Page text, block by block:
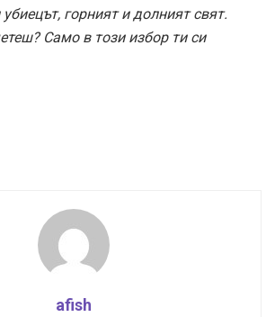
убиецът, горният и долният свят.
Само в този избор ти си
afish